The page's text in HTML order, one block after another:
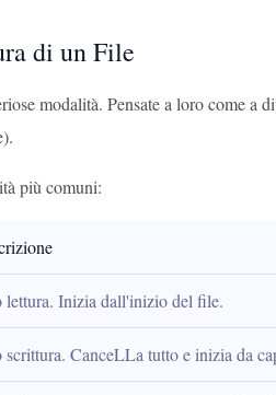
di un File
modalità. Pensate a loro come
più comuni:
lettura. Inizia dall'inizio del file.
scrittura. CanceLLa tutto e inizia da